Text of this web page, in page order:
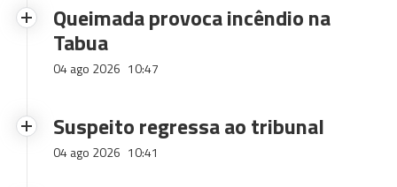
Queimada provoca incêndio na
Tabua
04 ago 2026 10:47
Suspeito regressa ao tribunal
04 ago 2026 10:41